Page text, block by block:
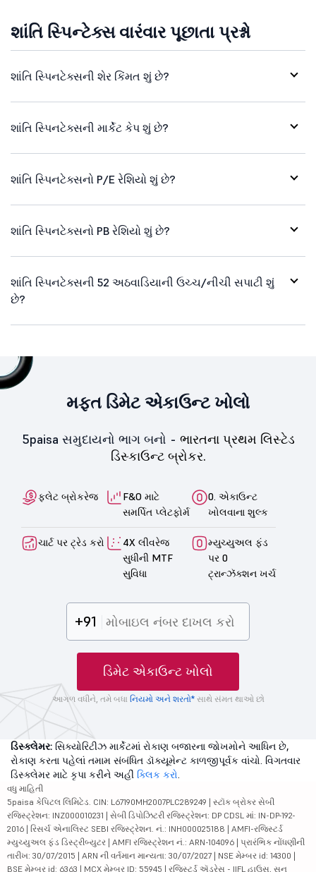
શાંતિ સ્પિન્ટેક્સ વારંવાર પૂછાતા પ્રશ્નો
શાંતિ સ્પિનટેક્સની શેર કિંમત શું છે?
શાંતિ સ્પિનટેક્સની માર્કેટ કેપ શું છે?
શાંતિ સ્પિનટેક્સનો P/E રેશિયો શું છે?
શાંતિ સ્પિનટેક્સનો PB રેશિયો શું છે?
શાંતિ સ્પિનટેક્સની 52 અઠવાડિયાની ઉચ્ચ/નીચી સપાટી શું
છે?
મફત ડિમેટ એકાઉન્ટ ખોલો
5paisa સમુદાયનો ભાગ બનો - ભારતના પ્રથમ લિસ્ટેડ
ડિસ્કાઉન્ટ બ્રોકર.
ફ્લેટ બ્રોકરેજ
F&O માટે
સમર્પિત પ્લેટફોર્મ
0. એકાઉન્ટ
ખોલવાના શુલ્ક
ચાર્ટ પર ટ્રેડ કરો
4X લીવરેજ
સુધીની MTF
સુવિધા
મ્યુચ્યુઅલ ફંડ
પર 0
ટ્રાન્ઝૅક્શન ખર્ચ
+91
ડિમેટ એકાઉન્ટ ખોલો
આગળ વધીને, તમે બધા નિયમો અને શરતો*સાથે સંમત થાઓ છો
ડિસ્ક્લેમર: સિક્યોરિટીઝ માર્કેટમાં રોકાણ બજારના જોખમોને આધિન છે,
રોકાણ કરતા પહેલાં તમામ સંબંધિત ડૉક્યૂમેન્ટ કાળજીપૂર્વક વાંચો. વિગતવાર
ડિસ્ક્લેમર માટે કૃપા કરીને અહીં ક્લિક કરો.
વધુ માહિતી
5paisa કેપિટલ લિમિટેડ. CIN: L67190MH2007PLC289249 | સ્ટૉક બ્રોકર સેબી
રજિસ્ટ્રેશન: INZ000010231 | સેબી ડિપોઝિટરી રજિસ્ટ્રેશન: DP CDSL માં: IN-DP-192-
2016 | રિસર્ચ એનાલિસ્ટ SEBI રજિસ્ટ્રેશન. નં.: INH000025188 | AMFI-રજિસ્ટર્ડ
મ્યુચ્યુઅલ ફંડ ડિસ્ટ્રીબ્યુટર | AMFI રજિસ્ટ્રેશન નં.: ARN-104096 | પ્રારંભિક નોંધણીની
તારીખ: 30/07/2015 | ARN ની વર્તમાન માન્યતા: 30/07/2027 | NSE મેમ્બર id: 14300 |
BSE મેમ્બર id: 6363 | MCX મેમ્બર ID: 55945 | રજિસ્ટર્ડ ઍડ્રેસ - IIFL હાઉસ, સન